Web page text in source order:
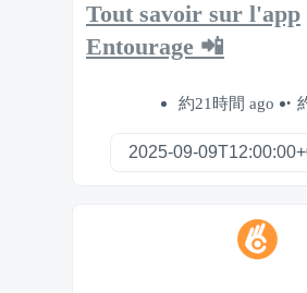
Tout savoir sur l'app
Entourage 📲
約21時間 ago